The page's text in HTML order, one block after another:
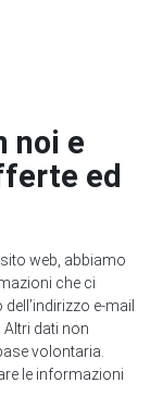
noi e
ed
web, abbiamo
che ci
e-mail
Altri dati non
volontaria.
le informazioni